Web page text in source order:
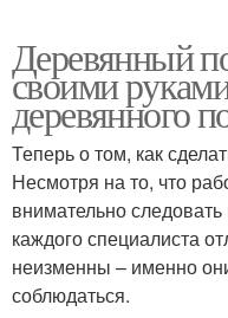
Деревянный
своими
деревянного
Теперь о том, как
Несмотря на то, что
внимательно
каждого специалиста
неизменны – именно
соблюдаться.